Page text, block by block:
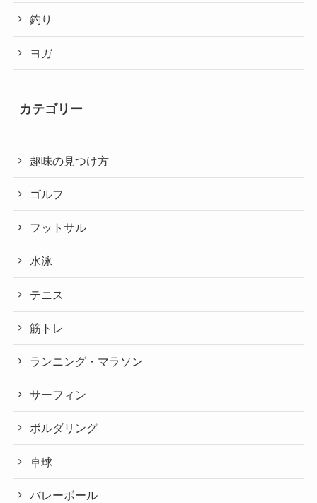
釣り
ヨガ
カテゴリー
趣味の見つけ方
ゴルフ
フットサル
水泳
テニス
筋トレ
ランニング・マラソン
サーフィン
ボルダリング
卓球
バレーボール